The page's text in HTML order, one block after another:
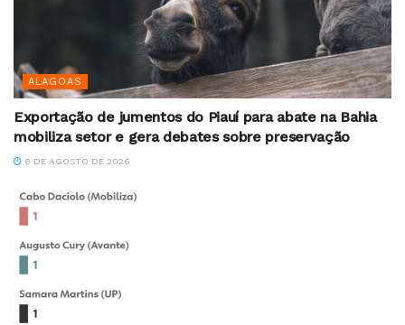
ALAGOAS
Exportação de jumentos do Piauí para abate na Bahia
mobiliza setor e gera debates sobre preservação
6 DE AGOSTO DE 2026